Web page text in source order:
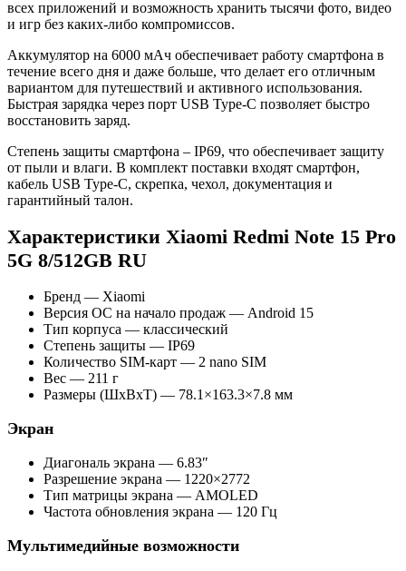
всех приложений и возможность хранить тысячи фото, видео
и игр без каких-либо компромиссов.
Аккумулятор на 6000 мАч обеспечивает работу смартфона в
течение всего дня и даже больше, что делает его отличным
вариантом для путешествий и активного использования.
Быстрая зарядка через порт USB Type-C позволяет быстро
восстановить заряд.
Степень защиты смартфона – IP69, что обеспечивает защиту
от пыли и влаги. В комплект поставки входят смартфон,
кабель USB Type-C, скрепка, чехол, документация и
гарантийный талон.
Характеристики Xiaomi Redmi Note 15 Pro
5G 8/512GB RU
Бренд — Xiaomi
Версия ОС на начало продаж — Android 15
Тип корпуса — классический
Степень защиты — IP69
Количество SIM-карт — 2 nano SIM
Вес — 211 г
Размеры (ШxВxТ) — 78.1×163.3×7.8 мм
Экран
Диагональ экрана — 6.83″
Разрешение экрана — 1220×2772
Тип матрицы экрана — AMOLED
Частота обновления экрана — 120 Гц
Мультимедийные возможности